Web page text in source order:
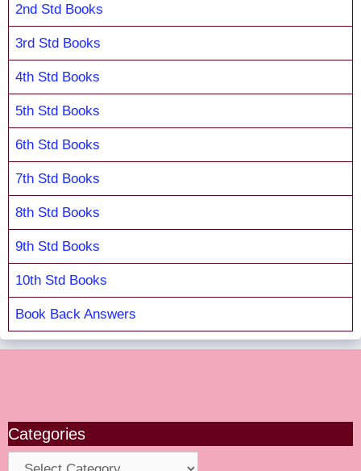
2nd Std Books
3rd Std Books
4th Std Books
5th Std Books
6th Std Books
7th Std Books
8th Std Books
9th Std Books
10th Std Books
Book Back Answers
Categories
Categories